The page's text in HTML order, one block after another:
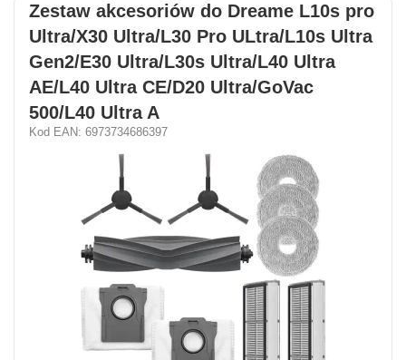
Zestaw akcesoriów do Dreame L10s pro
Ultra/X30 Ultra/L30 Pro ULtra/L10s Ultra
Gen2/E30 Ultra/L30s Ultra/L40 Ultra
AE/L40 Ultra CE/D20 Ultra/GoVac
500/L40 Ultra A
Kod EAN: 6973734686397